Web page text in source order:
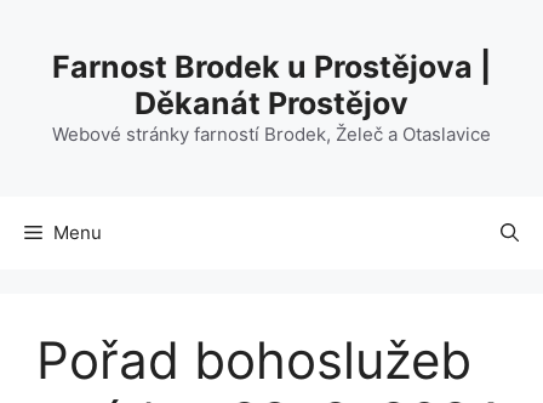
obsahFarnost Brodek u Prostějova |
Děkanát Prostějov
Webové stránky farností Brodek, Želeč a Otaslavice
Menu
Pořad bohoslužeb